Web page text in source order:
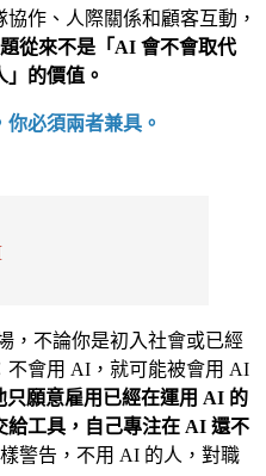
作、人際關係和顧客互動，
從來不是「AI 會不會取代
的價值。
必須兩者兼具。
，不論你是初入社會或已經
不會用 AI，就可能被會用 AI
只願意雇用已經在運用 AI 的
給工具，自己專注在 AI 還不
樣警告，不用 AI 的人，對職